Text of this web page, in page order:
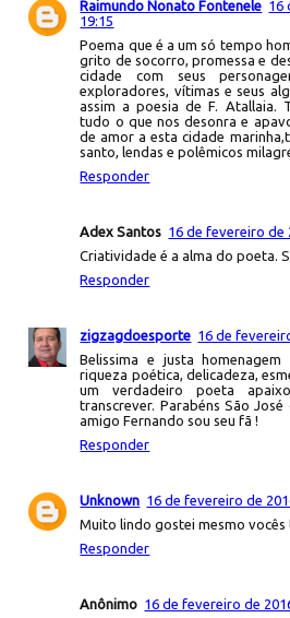
Raimundo Nonato Fontenele 16
19:15
Poema que é a um só tempo
grito de socorro, promessa e
cidade com seus
exploradores, vítimas e seus
assim a poesia de F. Atallaia.
tudo o que nos desonra e
de amor a esta cidade
santo, lendas e polêmicos
Responder
Adex Santos 16 de fevereiro de
Criatividade é a alma do poeta.
Responder
zigzagdoesporte 16 de
Belissima e justa
riqueza poética, delicadeza,
um verdadeiro poeta
transcrever. Parabéns São
amigo Fernando sou seu fã !
Responder
Unknown 16 de fevereiro de
Muito lindo gostei mesmo vocês
Responder
Anônimo 16 de fevereiro de